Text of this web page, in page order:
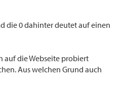
die 0 dahinter deutet auf einen
auf die Webseite probiert
Aus welchen Grund auch